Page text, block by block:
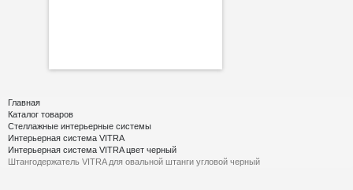
Главная
Каталог товаров
Стеллажные интерьерные системы
Интерьерная система VITRA
Интерьерная система VITRA цвет черный
Штангодержатель VITRA для овальной штанги угловой черный